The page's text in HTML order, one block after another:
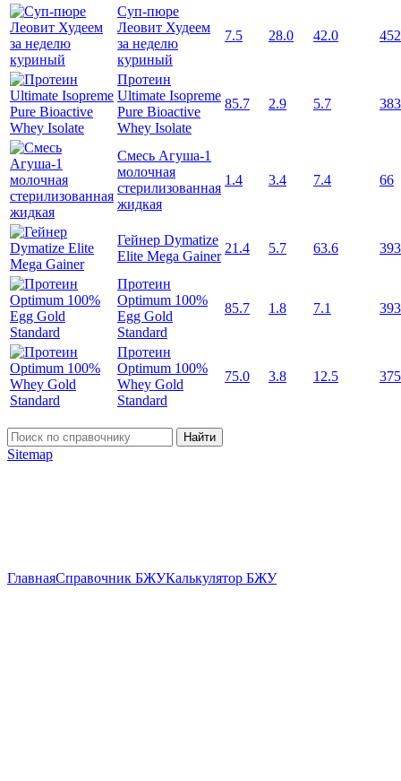
Суп-пюре
Леовит Худеем
за неделю
куриный
7.5 28.0 42.0 452
Протеин
Ultimate Isopreme
Pure Bioactive
Whey Isolate
85.7 2.9 5.7 383
Смесь Агуша-1
молочная
стерилизованная
жидкая
1.4 3.4 7.4 66
Гейнер Dymatize
Elite Mega Gainer
21.4 5.7 63.6 393
Протеин
Optimum 100%
Egg Gold
Standard
85.7 1.8 7.1 393
Протеин
Optimum 100%
Whey Gold
Standard
75.0 3.8 12.5 375
Найти
Sitemap
ГлавнаяСправочник БЖУКалькулятор БЖУ